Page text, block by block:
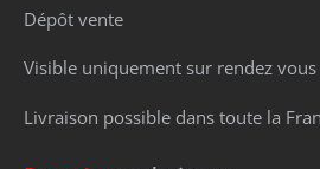
Dépôt vente
Visible uniquement sur rendez vous
Livraison possible dans toute la